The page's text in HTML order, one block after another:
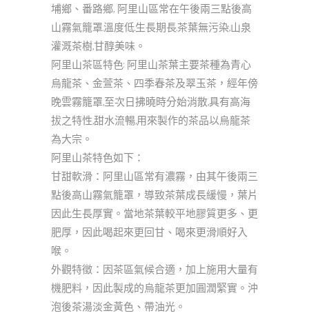
埔鄉、番路鄉, 阿里山區常在午後兩三點後高
山霧氣籠罩.溫度低.生長期長.茶葉無污染,山泉
灌溉茶樹,甘醇美味。
阿里山茶區特色: 阿里山茶葉主要茶種為青心
烏龍茶、金萱茶、四季春茶及翠玉茶，經年傍
晚雲霧籠罩,至次日拂曉時分始消散,具有高海
拔之特性,甜水流暢,用來製作的茶品以烏龍茶
為大宗。
阿里山茶特色如下：
甘甜軟滑：阿里山區常有濃霧，由其午後兩三
點後高山霧氣籠罩，導致茶葉成長緩慢，葉片
因此生長厚實。當地茶葉較平地膠質更多、更
肥厚，因此喝起來更回甘、喝來更滑順好入
喉。
外觀特徵：因茶區氣候合適，加上施用大量有
機肥料，因此製成的烏龍茶更加圓潤緊實。沖
泡後茶湯淡金黃色、帶油光。